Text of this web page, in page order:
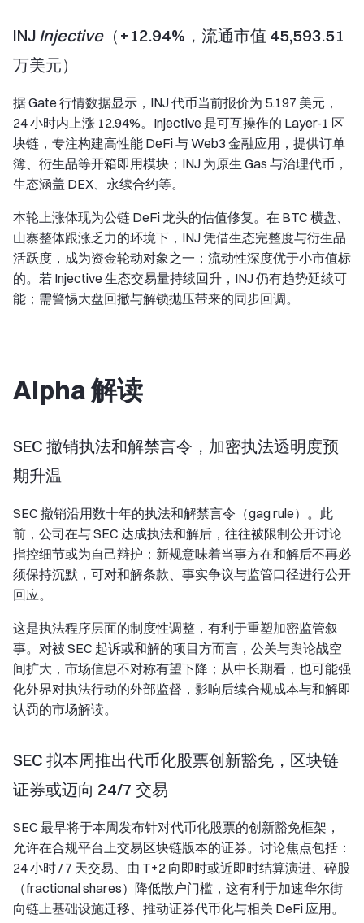
INJ Injective（+12.94%，流通市值 45,593.51
万美元）
据 Gate 行情数据显示，INJ 代币当前报价为 5.197 美元，
24 小时内上涨 12.94%。Injective 是可互操作的 Layer-1 区
块链，专注构建高性能 DeFi 与 Web3 金融应用，提供订单
簿、衍生品等开箱即用模块；INJ 为原生 Gas 与治理代币，
生态涵盖 DEX、永续合约等。
本轮上涨体现为公链 DeFi 龙头的估值修复。在 BTC 横盘、
山寨整体跟涨乏力的环境下，INJ 凭借生态完整度与衍生品
活跃度，成为资金轮动对象之一；流动性深度优于小市值标
的。若 Injective 生态交易量持续回升，INJ 仍有趋势延续可
能；需警惕大盘回撤与解锁抛压带来的同步回调。
Alpha 解读
SEC 撤销执法和解禁言令，加密执法透明度预
期升温
SEC 撤销沿用数十年的执法和解禁言令（gag rule）。此
前，公司在与 SEC 达成执法和解后，往往被限制公开讨论
指控细节或为自己辩护；新规意味着当事方在和解后不再必
须保持沉默，可对和解条款、事实争议与监管口径进行公开
回应。
这是执法程序层面的制度性调整，有利于重塑加密监管叙
事。对被 SEC 起诉或和解的项目方而言，公关与舆论战空
间扩大，市场信息不对称有望下降；从中长期看，也可能强
化外界对执法行动的外部监督，影响后续合规成本与和解即
认罚的市场解读。
SEC 拟本周推出代币化股票创新豁免，区块链
证券或迈向 24/7 交易
SEC 最早将于本周发布针对代币化股票的创新豁免框架，
允许在合规平台上交易区块链版本的证券。讨论焦点包括：
24 小时 / 7 天交易、由 T+2 向即时或近即时结算演进、碎股
（fractional shares）降低散户门槛，这有利于加速华尔街
向链上基础设施迁移、推动证券代币化与相关 DeFi 应用。